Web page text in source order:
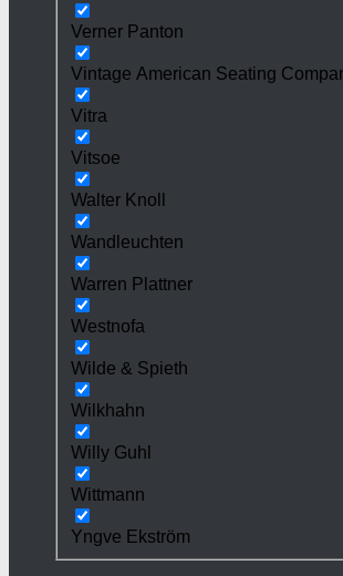
Verner Panton
Vintage American Seating
Vitra
Vitsoe
Walter Knoll
Wandleuchten
Warren Plattner
Westnofa
Wilde & Spieth
Wilkhahn
Willy Guhl
Wittmann
Yngve Ekström